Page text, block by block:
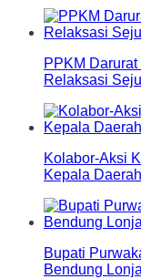
PPKM
Relaksasi
Kolabor-Aksi
Kepala Daerah
Bupati
Bendung